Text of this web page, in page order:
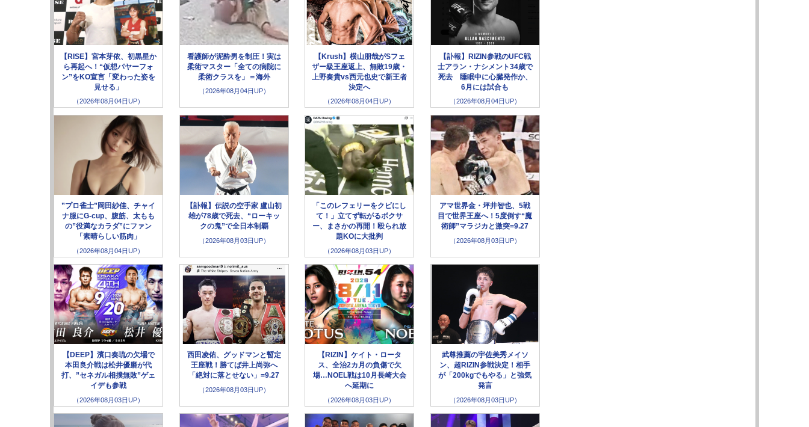
【RISE】宮本芽依、初黒星か
ら再起へ！“仮想パヤーフォ
ン”をKO宣言「変わった姿を
見せる」
（2026年08月04日UP）
看護師が泥酔男を制圧！実は
柔術マスター「全ての病院に
柔術クラスを」＝海外
（2026年08月04日UP）
【Krush】横山朋哉がSフェ
ザー級王座返上、無敗19歳・
上野奏貴vs西元也史で新王者
決定へ
（2026年08月04日UP）
【訃報】RIZIN参戦のUFC戦
士アラン・ナシメント34歳で
死去 睡眠中に心臓発作か、
6月には試合も
（2026年08月04日UP）
”プロ雀士”岡田紗佳、チャイ
ナ服にG-cup、腹筋、太もも
の”役満なカラダ”にファン
「素晴らしい筋肉」
（2026年08月04日UP）
【訃報】伝説の空手家 盧山初
雄が78歳で死去、“ローキッ
クの鬼”で全日本制覇
（2026年08月03日UP）
「このレフェリーをクビにし
て！」立てず転がるボクサ
ー、まさかの再開！殴られ放
題KOに大批判
（2026年08月03日UP）
アマ世界金・坪井智也、5戦
目で世界王座へ！5度倒す“魔
術師”マラジカと激突=9.27
（2026年08月03日UP）
【DEEP】濱口奏琉の欠場で
本田良介戦は松井優磨が代
打、”セネガル相撲無敗”ゲェ
イデも参戦
（2026年08月03日UP）
西田凌佑、グッドマンと暫定
王座戦！勝てば井上尚弥へ
「絶対に落とせない」=9.27
（2026年08月03日UP）
【RIZIN】ケイト・ロータ
ス、全治2カ月の負傷で欠
場…NOEL戦は10月長崎大会
へ延期に
（2026年08月03日UP）
武尊推薦の宇佐美秀メイソ
ン、超RIZIN参戦決定！相手
が「200kgでもやる」と強気
発言
（2026年08月03日UP）